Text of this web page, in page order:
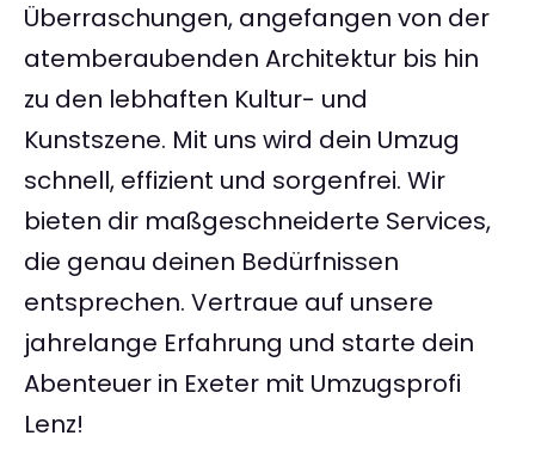
Überraschungen, angefangen von der
atemberaubenden Architektur bis hin
zu den lebhaften Kultur- und
Kunstszene. Mit uns wird dein Umzug
schnell, effizient und sorgenfrei. Wir
bieten dir maßgeschneiderte Services,
die genau deinen Bedürfnissen
entsprechen. Vertraue auf unsere
jahrelange Erfahrung und starte dein
Abenteuer in Exeter mit Umzugsprofi
Lenz!